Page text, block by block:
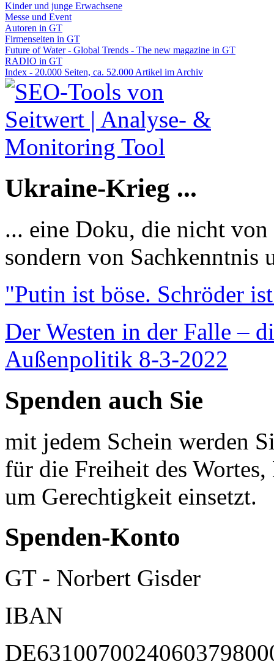
Kinder und junge Erwachsene
Messe und Event
Autoren in GT
Firmenseiten in GT
Future of Water - Global Trends - The new magazine in GT
RADIO in GT
Index - 20.000 Seiten, ca. 52.000 Artikel im Archiv
Ukraine-Krieg ...
... eine Doku, die nicht
sondern von Sachkenntnis
"Putin ist böse. Schröder
Der Westen in der Falle –
Außenpolitik 8-3-2022
Spenden auch Sie
mit jedem Schein werden
für die Freiheit des
um Gerechtigkeit einsetzt.
Spenden-Konto
GT - Norbert Gisder
IBAN